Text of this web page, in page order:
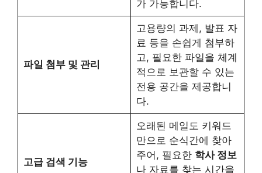
가 가능합니다.
파일 첨부 및 관리
고용량의 과제, 발표 자
료 등을 손쉽게 첨부하
고, 필요한 파일을 체계
적으로 보관할 수 있는
전용 공간을 제공합니
다.
고급 검색 기능
오래된 메일도 키워드
만으로 순식간에 찾아
주어, 필요한 학사 정보
나 자료를 찾는 시간을